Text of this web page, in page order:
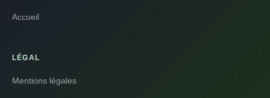
Accueil
LÉGAL
Mentions légales